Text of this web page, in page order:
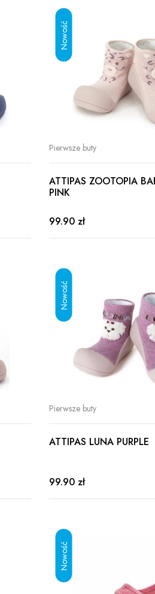
Pierwsze buty
ATTIPAS ZOOTOPIA
PINK
99.90 zł
Pierwsze buty
ATTIPAS LUNA PURPLE
99.90 zł